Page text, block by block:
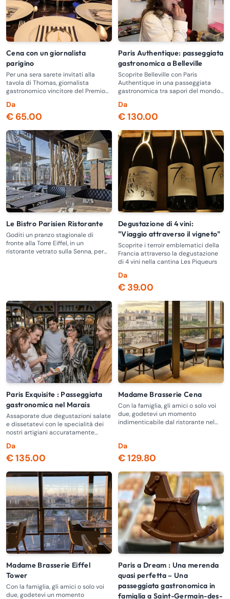
Cena con un giornalista
parigino
Per una sera sarete invitati alla
tavola di Thomas, giornalista
gastronomico vincitore del Premio
2016.
Da
€ 65.00
Paris Authentique: passeggiata
gastronomica a Belleville
Scoprite Belleville con Paris
Authentique in una passeggiata
gastronomica tra sapori del mondo
Da
€ 130.00
Le Bistro Parisien Ristorante
Goditi un pranzo stagionale di
fronte alla Torre Eiffel, in un
ristorante vetrato sulla Senna, per
Degustazione di 4 vini:
"Viaggio attraverso il vigneto"
Scoprite i terroir emblematici della
Francia attraverso la degustazione
di 4 vini nella cantina Les Piqueurs
Da
€ 39.00
Paris Exquisite : Passeggiata
gastronomica nel Marais
Assaporate due degustazioni salate
e dissetatevi con le specialità dei
nostri artigiani accuratamente
Da
€ 135.00
Madame Brasserie Cena
Con la famiglia, gli amici o solo voi
due, godetevi un momento
indimenticabile dal ristorante nel
Da
€ 129.80
Madame Brasserie Eiffel
Tower
Con la famiglia, gli amici o solo voi
due, godetevi un momento
Paris a Dream : Una merenda
quasi perfetta – Una
passeggiata gastronomica in
famiglia a Saint-Germain-des-